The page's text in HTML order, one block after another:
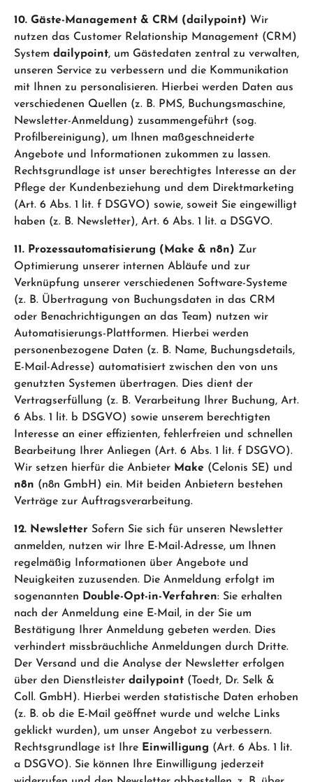
10. Gäste-Management & CRM (dailypoint) Wir
nutzen das Customer Relationship Management (CRM)
System dailypoint, um Gästedaten zentral zu verwalten,
unseren Service zu verbessern und die Kommunikation
mit Ihnen zu personalisieren. Hierbei werden Daten aus
verschiedenen Quellen (z. B. PMS, Buchungsmaschine,
Newsletter-Anmeldung) zusammengeführt (sog.
Profilbereinigung), um Ihnen maßgeschneiderte
Angebote und Informationen zukommen zu lassen.
Rechtsgrundlage ist unser berechtigtes Interesse an der
Pflege der Kundenbeziehung und dem Direktmarketing
(Art. 6 Abs. 1 lit. f DSGVO) sowie, soweit Sie eingewilligt
haben (z. B. Newsletter), Art. 6 Abs. 1 lit. a DSGVO.
11. Prozessautomatisierung (Make & n8n) Zur
Optimierung unserer internen Abläufe und zur
Verknüpfung unserer verschiedenen Software-Systeme
(z. B. Übertragung von Buchungsdaten in das CRM
oder Benachrichtigungen an das Team) nutzen wir
Automatisierungs-Plattformen. Hierbei werden
personenbezogene Daten (z. B. Name, Buchungsdetails,
E-Mail-Adresse) automatisiert zwischen den von uns
genutzten Systemen übertragen. Dies dient der
Vertragserfüllung (z. B. Verarbeitung Ihrer Buchung, Art.
6 Abs. 1 lit. b DSGVO) sowie unserem berechtigten
Interesse an einer effizienten, fehlerfreien und schnellen
Bearbeitung Ihrer Anliegen (Art. 6 Abs. 1 lit. f DSGVO).
Wir setzen hierfür die Anbieter Make (Celonis SE) und
n8n (n8n GmbH) ein. Mit beiden Anbietern bestehen
Verträge zur Auftragsverarbeitung.
12. Newsletter Sofern Sie sich für unseren Newsletter
anmelden, nutzen wir Ihre E-Mail-Adresse, um Ihnen
regelmäßig Informationen über Angebote und
Neuigkeiten zuzusenden. Die Anmeldung erfolgt im
sogenannten Double-Opt-in-Verfahren: Sie erhalten
nach der Anmeldung eine E-Mail, in der Sie um
Bestätigung Ihrer Anmeldung gebeten werden. Dies
verhindert missbräuchliche Anmeldungen durch Dritte.
Der Versand und die Analyse der Newsletter erfolgen
über den Dienstleister dailypoint (Toedt, Dr. Selk &
Coll. GmbH). Hierbei werden statistische Daten erhoben
(z. B. ob die E-Mail geöffnet wurde und welche Links
geklickt wurden), um unser Angebot zu verbessern.
Rechtsgrundlage ist Ihre Einwilligung (Art. 6 Abs. 1 lit.
a DSGVO). Sie können Ihre Einwilligung jederzeit